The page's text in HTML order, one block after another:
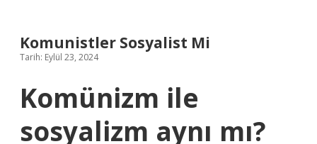
Komunistler Sosyalist Mi
Tarih: Eylül 23, 2024
Komünizm ile
sosyalizm aynı mı?